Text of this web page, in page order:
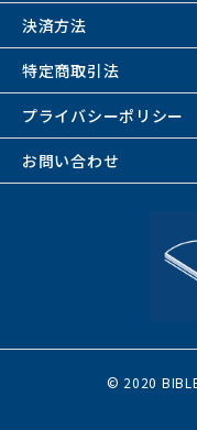
決済方法
特定商取引法
プライバシーポリシー
お問い合わせ
© 2020